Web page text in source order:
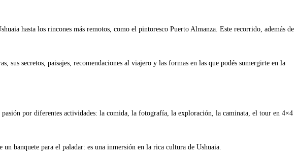
hasta los rincones más remotos, como el pintoresco Puerto Almanza. Este recorrido, además de
sus secretos, paisajes, recomendaciones al viajero y las formas en las que podés sumergirte en la
pasión por diferentes actividades: la comida, la fotografía, la exploración, la caminata, el tour en 4×4
un banquete para el paladar: es una inmersión en la rica cultura de Ushuaia.